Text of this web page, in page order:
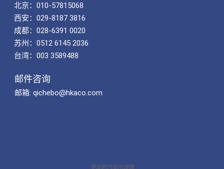
北京：010-57815068
西安：029-8187 3816
成都：028-6391 0020
苏州：0512 6145 2036
台湾：003 3589488
邮件咨询
邮箱: qichebo@hkaco.com
专业的汽车示波器